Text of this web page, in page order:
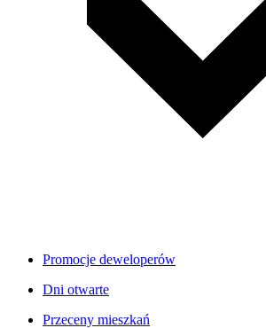
Promocje deweloperów
Dni otwarte
Przeceny mieszkań